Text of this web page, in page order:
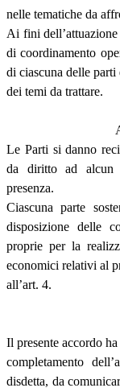
nelle tematiche da
Ai fini
di coordinamento
di ciascuna delle
dei temi da trattare.
Le Parti si danno
da diritto ad alcun
presenza.
Ciascuna parte
disposizione delle
proprie per la
economici relativi al
all’art. 4.
Il presente accordo
completamento
disdetta, da